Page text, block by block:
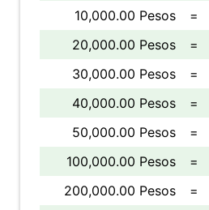
10,000.00 Pesos
=
20,000.00 Pesos
=
30,000.00 Pesos
=
40,000.00 Pesos
=
50,000.00 Pesos
=
100,000.00 Pesos
=
200,000.00 Pesos
=